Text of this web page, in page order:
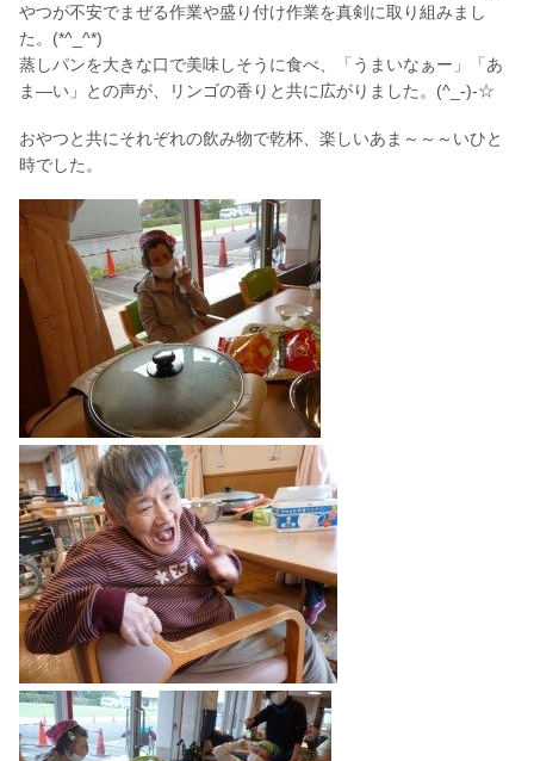
やつが不安でまぜる作業や盛り付け作業を真剣に取り組みまし
た。(*^_^*)
蒸しパンを大きな口で美味しそうに食べ、「うまいなぁー」「あ
ま―い」との声が、リンゴの香りと共に広がりました。(^_-)-☆
おやつと共にそれぞれの飲み物で乾杯、楽しいあま～～～いひと
時でした。